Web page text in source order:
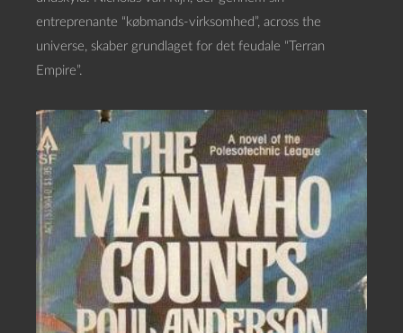
entreprenante “købmands-virksomhed”, across the
universe, skaber grundlaget for det feudale “Terran
Empire”.